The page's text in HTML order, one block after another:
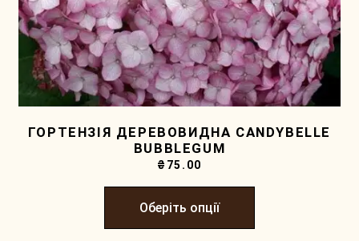
ГОРТЕНЗІЯ ДЕРЕВОВИДНА CANDYBELLE
BUBBLEGUM
₴ 75.00
Оберіть опції